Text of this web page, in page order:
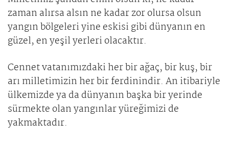
zaman alırsa alsın ne kadar zor olursa olsun
yangın bölgeleri yine eskisi gibi dünyanın en
güzel, en yeşil yerleri olacaktır.
Cennet vatanımızdaki her bir ağaç, bir kuş, bir
arı milletimizin her bir ferdinindir. An itibariyle
ülkemizde ya da dünyanın başka bir yerinde
sürmekte olan yangınlar yüreğimizi de
yakmaktadır.